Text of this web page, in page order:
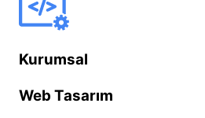
Kurumsal
Web Tasarım